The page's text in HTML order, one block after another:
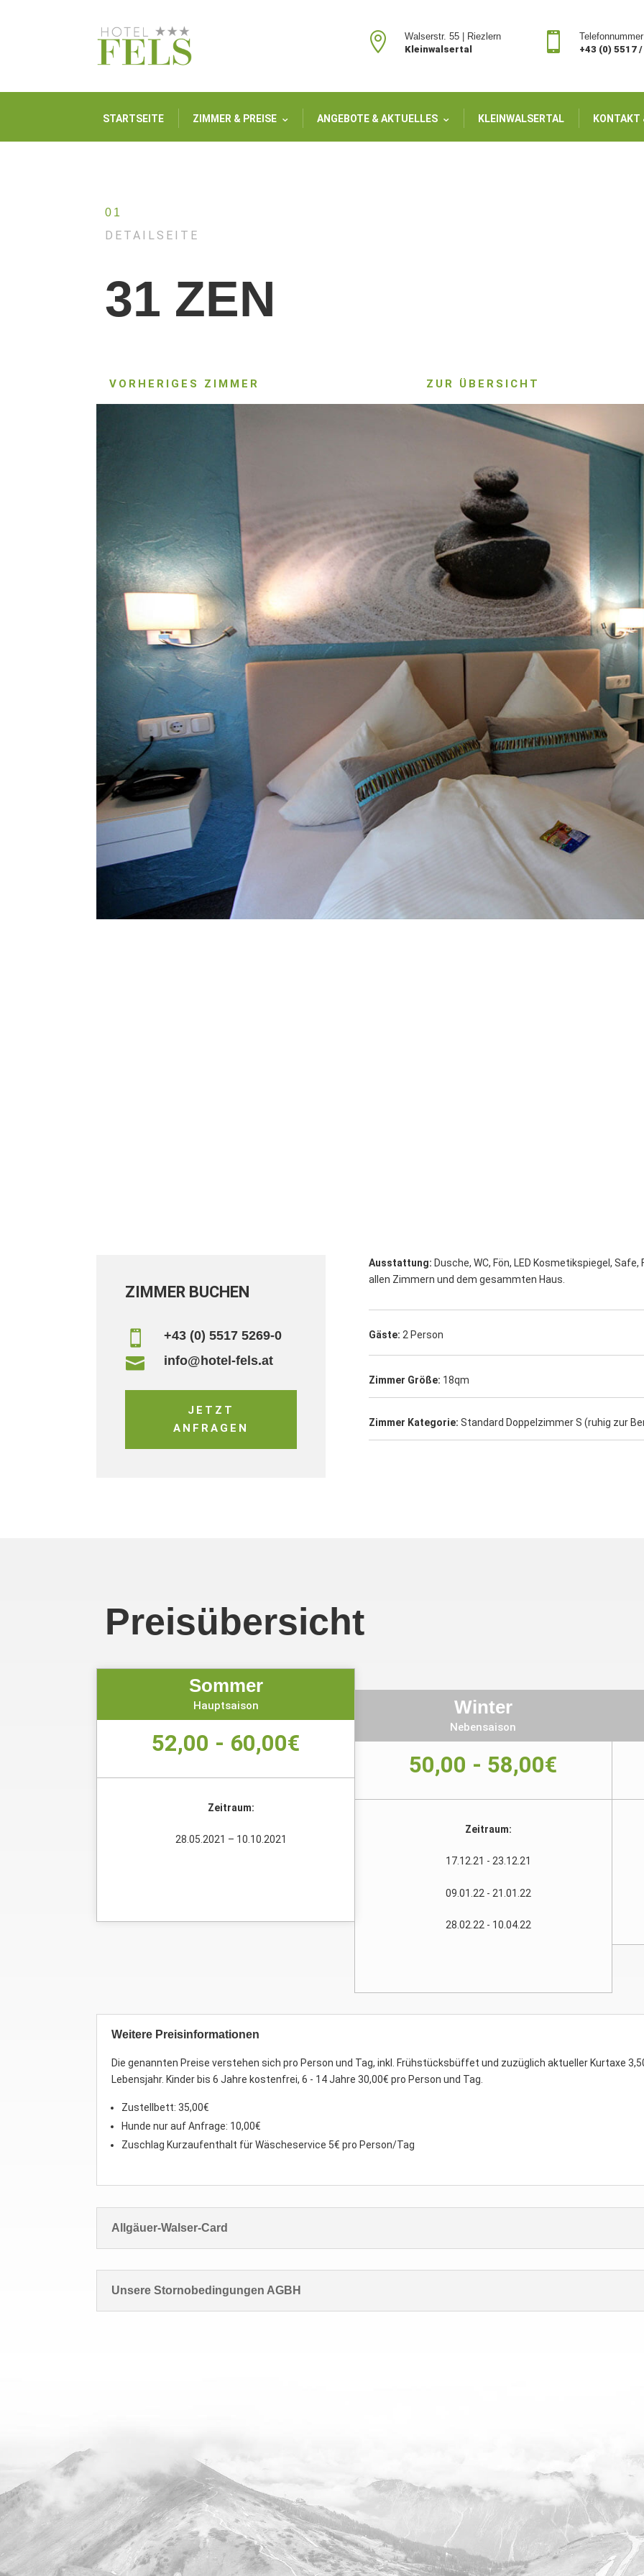

Walserstr. 55 | Riezlern
Kleinwalsertal

Telefonnummer
+43 (0) 5517
STARTSEITE ZIMMER & PREISE ANGEBOTE & AKTUELLES KLEINWALSERTAL KONTAKT
01
DETAILSEITE
31 ZEN
VORHERIGES ZIMMER ZUR ÜBERSICHT
ZIMMER BUCHEN
 +43 (0) 5517 5269-0
 info@hotel-fels.at
JETZT
ANFRAGEN
Ausstattung: Dusche, WC, Fön, LED Kosmetikspiegel,
allen Zimmern und dem gesammten Haus.
Gäste: 2 Person
Zimmer Größe: 18qm
Zimmer Kategorie: Standard Doppelzimmer S (ruhig zur
Preisübersicht
Sommer
Hauptsaison
52,00 - 60,00€
Zeitraum:
28.05.2021 – 10.10.2021
Winter
Nebensaison
50,00 - 58,00€
Zeitraum:
17.12.21 - 23.12.21
09.01.22 - 21.01.22
28.02.22 - 10.04.22
Weitere Preisinformationen
Die genannten Preise verstehen sich pro Person und Tag, inkl. Frühstücksbüffet und zuzüglich aktueller Kurtaxe
Lebensjahr. Kinder bis 6 Jahre kostenfrei, 6 - 14 Jahre 30,00€ pro Person und Tag.
Zustellbett: 35,00€
Hunde nur auf Anfrage: 10,00€
Zuschlag Kurzaufenthalt für Wäscheservice 5€ pro Person/Tag
Allgäuer-Walser-Card
Unsere Stornobedingungen AGBH